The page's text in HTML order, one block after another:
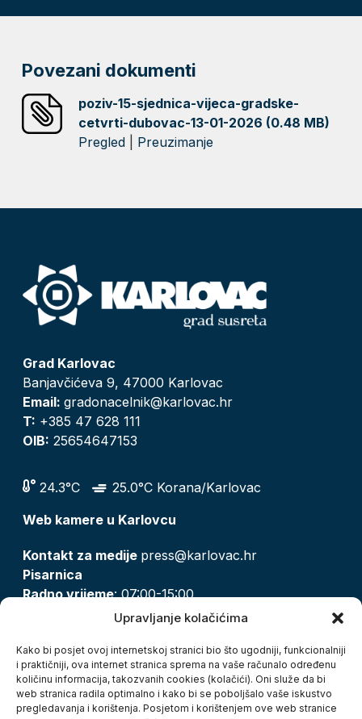
Upravljanje kolačićima
Kako bi posjet ovoj internetskoj stranici bio što ugodniji, funkcionalniji
i praktičniji, ova internet stranica sprema na vaše računalo određenu
količinu informacija, takozvanih cookies (kolačići). Oni služe da bi
web stranica radila optimalno i kako bi se poboljšalo vaše iskustvo
pregledavanja i korištenja. Posjetom i korištenjem ove web stranice
Povezani dokumenti
poziv-15-sjednica-vijeca-gradske-
cetvrti-dubovac-13-01-2026 (0.48 MB)
Pregled
Preuzimanje
Grad Karlovac
Banjavčićeva 9, 47000 Karlovac
Email: gradonacelnik@karlovac.hr
T: +385 47 628 111
OIB: 25654647153
24.3°C
25.0°C Korana/Karlovac
Web kamere u Karlovcu
Kontakt za medije press@karlovac.hr
Pisarnica
Radno vrijeme: 07:00-15:00
pisarnica@karlovac.hr
Zaštita osobnih podataka
Pristup informacijama